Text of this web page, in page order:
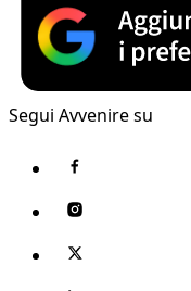
Segui Avvenire su